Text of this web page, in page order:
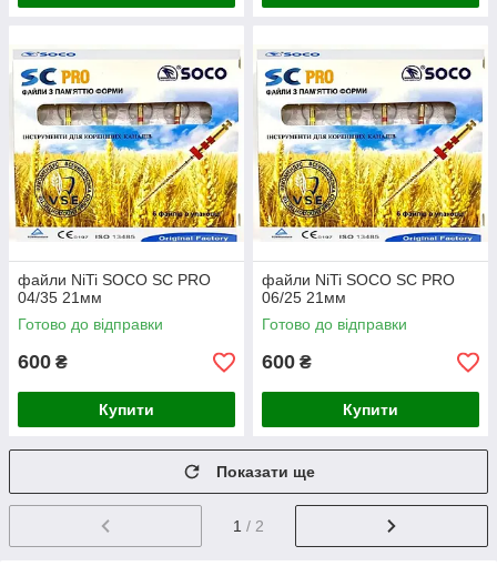
файли NiTi SOCO SC PRO
04/35 21мм
Готово до відправки
600 ₴
Купити
файли NiTi SOCO SC PRO
06/25 21мм
Готово до відправки
600 ₴
Купити
Показати ще
1 / 2